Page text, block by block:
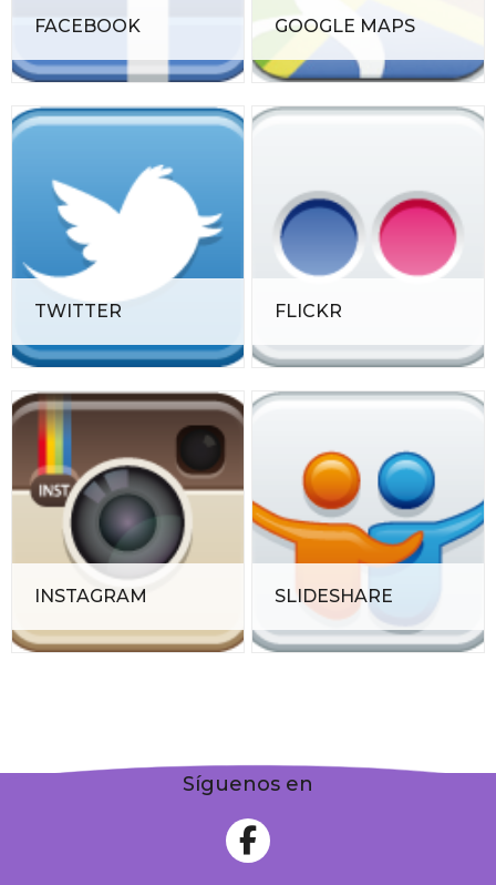
FACEBOOK GOOGLE MAPS
TWITTER FLICKR
INSTAGRAM SLIDESHARE
Síguenos en